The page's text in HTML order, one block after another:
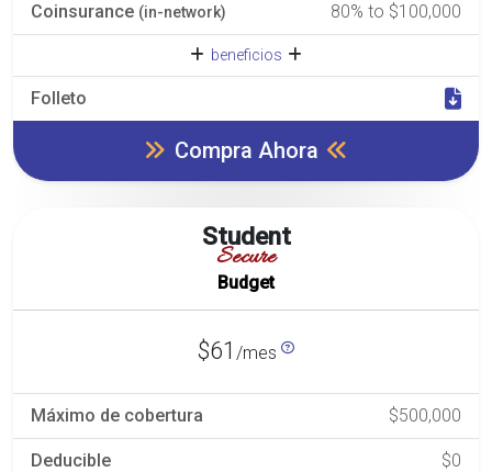
Coinsurance (in-network) 80% to $100,000
beneficios
Folleto
Compra Ahora
Student
Secure
Budget
$61 /mes
Máximo de cobertura $500,000
Deducible $0